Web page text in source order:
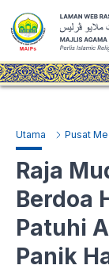
Utama Pusat
Raja
Berdoa
Patuhi
Panik